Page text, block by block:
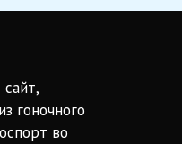
сайт,
гоночного
во